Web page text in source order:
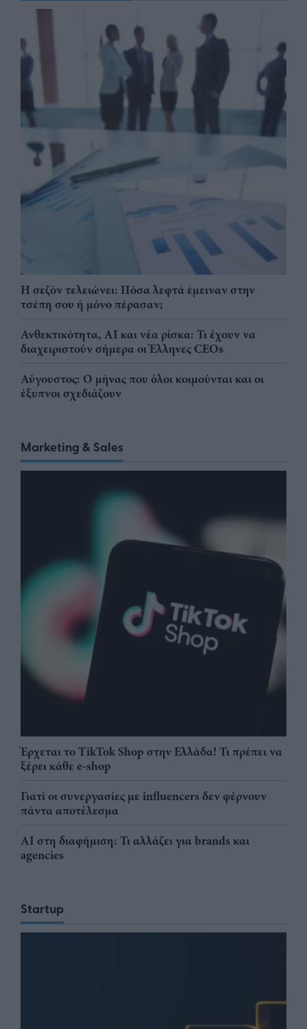
Η σεζόν τελειώνει: Πόσα λεφτά έμειναν στην
τσέπη σου ή μόνο πέρασαν;
Ανθεκτικότητα, AI και νέα ρίσκα: Τι έχουν να
διαχειριστούν σήμερα οι Έλληνες CEOs
Αύγουστος: Ο μήνας που όλοι κοιμούνται και οι
έξυπνοι σχεδιάζουν
Marketing & Sales
Έρχεται το TikTok Shop στην Ελλάδα! Τι πρέπει να
ξέρει κάθε e-shop
Γιατί οι συνεργασίες με influencers δεν φέρνουν
πάντα αποτέλεσμα
AI στη διαφήμιση: Τι αλλάζει για brands και
agencies
Startup